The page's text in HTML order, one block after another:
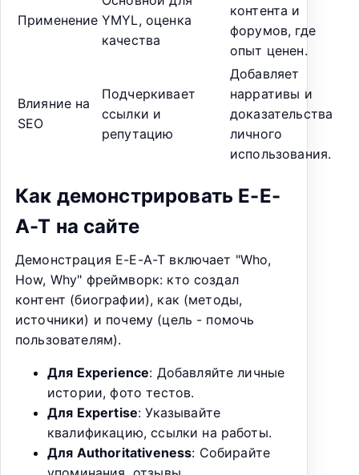
Применение YMYL, оценка
качества
контента и
форумов, где
опыт ценен.
Влияние на
SEO
Подчеркивает
ссылки и
репутацию
Добавляет
нарративы и
доказательства
личного
использования.
Как демонстрировать E-E-
A-T на сайте
Демонстрация E-E-A-T включает "Who,
How, Why" фреймворк: кто создал
контент (биографии), как (методы,
источники) и почему (цель - помочь
пользователям).
Для Experience: Добавляйте личные
истории, фото тестов.
Для Expertise: Указывайте
квалификацию, ссылки на работы.
Для Authoritativeness: Собирайте